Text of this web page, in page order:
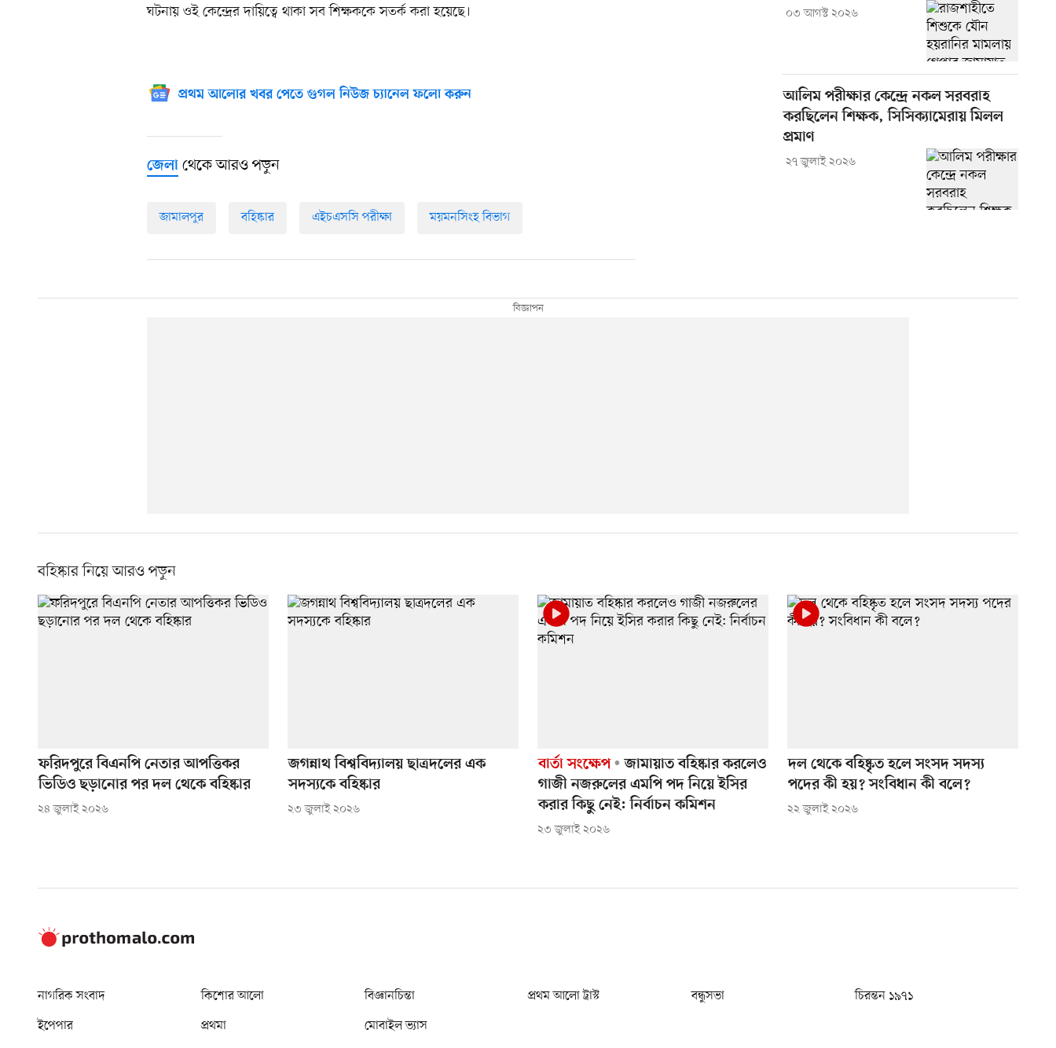
ঘটনায় ওই কেন্দ্রের দায়িত্বে থাকা সব শিক্ষককে সতর্ক করা হয়েছে।
প্রথম আলোর খবর পেতে গুগল নিউজ চ্যানেল ফলো করুন
জেলা থেকে আরও পড়ুন
জামালপুর বহিষ্কার এইচএসসি পরীক্ষা ময়মনসিংহ বিভাগ
০৩ আগস্ট ২০২৬
আলিম পরীক্ষার কেন্দ্রে নকল সরবরাহ
করছিলেন শিক্ষক, সিসিক্যামেরায় মিলল
প্রমাণ
২৭ জুলাই ২০২৬
বহিষ্কার নিয়ে আরও পড়ুন
ফরিদপুরে বিএনপি নেতার আপত্তিকর
ভিডিও ছড়ানোর পর দল থেকে বহিষ্কার
২৪ জুলাই ২০২৬
জগন্নাথ বিশ্ববিদ্যালয় ছাত্রদলের এক
সদস্যকে বহিষ্কার
২৩ জুলাই ২০২৬
বার্তা সংক্ষেপ
জামায়াত বহিষ্কার করলেও
গাজী নজরুলের এমপি পদ নিয়ে ইসির
করার কিছু নেই: নির্বাচন কমিশন
২৩ জুলাই ২০২৬
দল থেকে বহিষ্কৃত হলে সংসদ সদস্য
পদের কী হয়? সংবিধান কী বলে?
২২ জুলাই ২০২৬
নাগরিক সংবাদ কিশোর আলো বিজ্ঞানচিন্তা প্রথম আলো ট্রাস্ট বন্ধুসভা
চিরন্তন ১৯৭১
ইপেপার
প্রথমা মোবাইল ভ্যাস